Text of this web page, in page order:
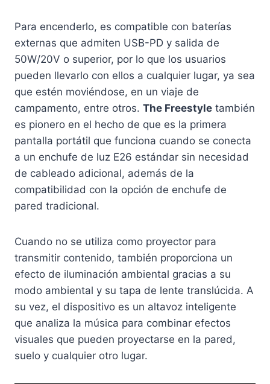
Para encenderlo, es compatible con baterías
externas que admiten USB-PD y salida de
50W/20V o superior, por lo que los usuarios
pueden llevarlo con ellos a cualquier lugar, ya sea
que estén moviéndose, en un viaje de
campamento, entre otros. The Freestyle también
es pionero en el hecho de que es la primera
pantalla portátil que funciona cuando se conecta
a un enchufe de luz E26 estándar sin necesidad
de cableado adicional, además de la
compatibilidad con la opción de enchufe de
pared tradicional.
Cuando no se utiliza como proyector para
transmitir contenido, también proporciona un
efecto de iluminación ambiental gracias a su
modo ambiental y su tapa de lente translúcida. A
su vez, el dispositivo es un altavoz inteligente
que analiza la música para combinar efectos
visuales que pueden proyectarse en la pared,
suelo y cualquier otro lugar.